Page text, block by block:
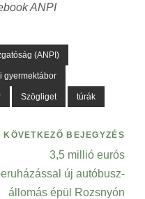
ANPI
(ANPI)
gyermektábor
Szögliget túrák
KÖVETKEZŐ BEJEGYZÉS
3,5 millió eurós
új autóbusz-
állomás épül Rozsnyón